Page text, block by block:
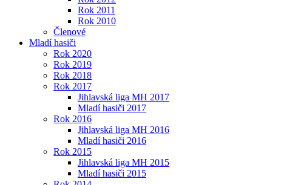
Rok 2011
Rok 2010
Členové
Mladí hasiči
Rok 2020
Rok 2019
Rok 2018
Rok 2017
Jihlavská liga MH 2017
Mladí hasiči 2017
Rok 2016
Jihlavská liga MH 2016
Mladí hasiči 2016
Rok 2015
Jihlavská liga MH 2015
Mladí hasiči 2015